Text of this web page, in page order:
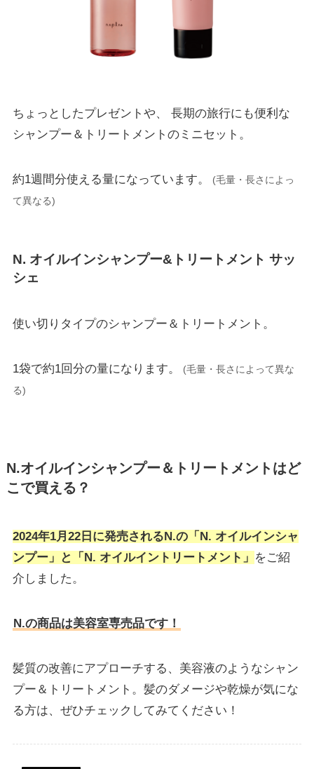
ちょっとしたプレゼントや、 ⻑期の旅行にも便利な
シャンプー＆トリートメントのミニセット。
約1週間分使える量になっています。
(毛量・⻑さによっ
て異なる)
N. オイルインシャンプー&トリートメント サッ
シェ
使い切りタイプのシャンプー＆トリートメント。
1袋で約1回分の量になります。
(毛量・⻑さによって異な
る)
N.オイルインシャンプー＆トリートメントはど
こで買える？
2024年1月22日に発売されるN.の「N. オイルインシャ
ンプー」と「N. オイルイントリートメント」 をご紹
介しました。
N.の商品は美容室専売品です！
髪質の改善にアプローチする、美容液のようなシャン
プー＆トリートメント。髪のダメージや乾燥が気にな
る方は、ぜひチェックしてみてください！